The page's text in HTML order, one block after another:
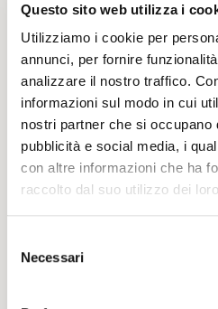
Questo sito web utilizza i
Utilizziamo i cookie per
annunci, per fornire
analizzare il nostro traffico.
informazioni sul modo in cui
nostri partner che si occupano
pubblicità e social media, i
con altre informazioni che ha
raccolto dal suo utilizzo dei
delNecessari
Vivi un
paese per
l'Albergo.
Un modello
di
accoglienza
e di
recupero di
un hotel, la